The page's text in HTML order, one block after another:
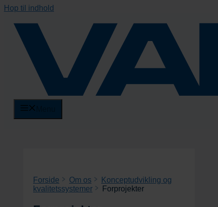
Hop til indhold
Forside Om os
Konceptudvikling og
kvalitetssystemer
Forprojekter